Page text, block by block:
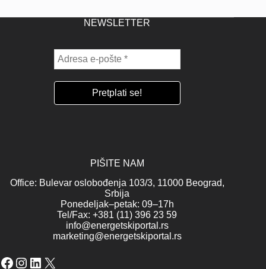
NEWSLETTER
PIŠITE NAM
Office: Bulevar oslobođenja 103/3, 11000 Beograd,
Srbija
Ponedeljak–petak: 09–17h
Tel/Fax: +381 (11) 396 23 59
info@energetskiportal.rs
marketing@energetskiportal.rs
Facebook
Instagram
LinkedIn
X